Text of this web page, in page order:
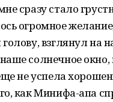
сразу стало
огромное
взглянул на
солнечное окно,
не успела
как Минифа-апа